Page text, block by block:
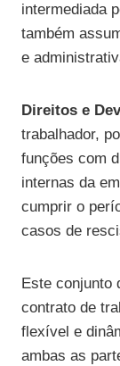
intermediada
também
e
Direitos e
trabalhador,
funções com
internas da
cumprir o
casos de
Este conjunto
contrato de
flexível e
ambas as